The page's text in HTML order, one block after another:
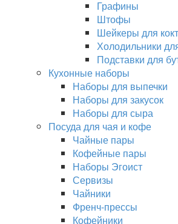
Графины
Штофы
Шейкеры для
Холодильники
Подставки для
Кухонные наборы
Наборы для выпечки
Наборы для закусок
Наборы для сыра
Посуда для чая и кофе
Чайные пары
Кофейные пары
Наборы Эгоист
Сервизы
Чайники
Френч-прессы
Кофейники